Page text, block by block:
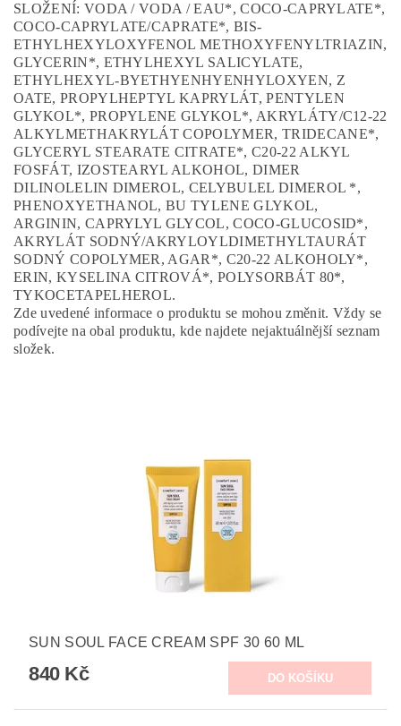
SLOŽENÍ: VODA / VODA / EAU*, COCO-CAPRYLATE*,
COCO-CAPRYLATE/CAPRATE*, BIS-
ETHYLHEXYLOXYFENOL METHOXYFENYLTRIAZIN,
GLYCERIN*, ETHYLHEXYL SALICYLATE,
ETHYLHEXYL-BYETHYENHYENHYLOXYEN, Z
OATE, PROPYLHEPTYL KAPRYLÁT, PENTYLEN
GLYKOL*, PROPYLENE GLYKOL*, AKRYLÁTY/C12-22
ALKYLMETHAKRYLÁT COPOLYMER, TRIDECANE*,
GLYCERYL STEARATE CITRATE*, C20-22 ALKYL
FOSFÁT, IZOSTEARYL ALKOHOL, DIMER
DILINOLELIN DIMEROL, CELYBULEL DIMEROL *,
PHENOXYETHANOL, BU TYLENE GLYKOL,
ARGININ, CAPRYLYL GLYCOL, COCO-GLUCOSID*,
AKRYLÁT SODNÝ/AKRYLOYLDIMETHYLTAURÁT
SODNÝ COPOLYMER, AGAR*, C20-22 ALKOHOLY*,
ERIN, KYSELINA CITROVÁ*, POLYSORBÁT 80*,
TYKOCETAPELHEROL.
Zde uvedené informace o produktu se mohou změnit. Vždy se
podívejte na obal produktu, kde najdete nejaktuálnější seznam
složek.
SUN SOUL FACE CREAM SPF 30 60 ML
840 Kč